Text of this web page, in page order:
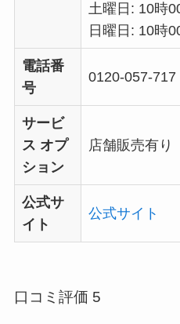
土曜日: 10時
日曜日: 10時
電話番
号
0120-057-717
サービ
ス オプ
ション
店舗販売有り
公式サ
イト
公式サイト
口コミ評価 5